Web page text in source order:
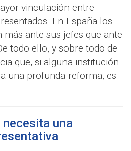
vinculación entre
En España los
ante sus jefes que ante
todo ello, y sobre todo de
que, si alguna institución
una profunda reforma, es
necesita una